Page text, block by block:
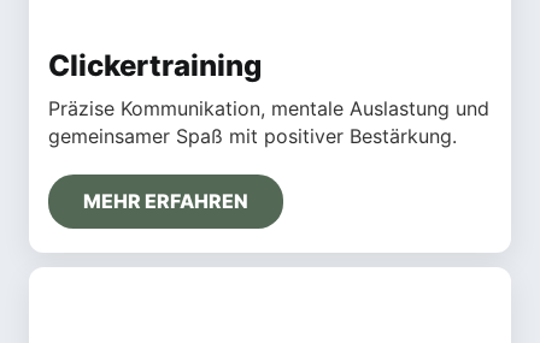
Clickertraining
Präzise Kommunikation, mentale Auslastung und
gemeinsamer Spaß mit positiver Bestärkung.
MEHR ERFAHREN